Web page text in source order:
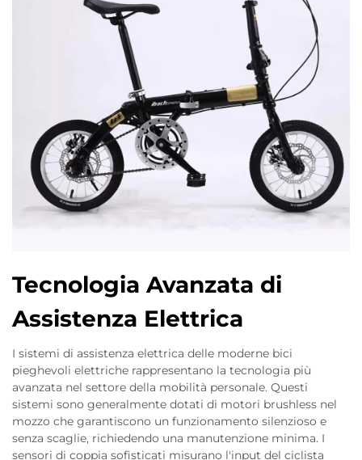
Tecnologia Avanzata di
Assistenza Elettrica
I sistemi di assistenza elettrica delle moderne bici
pieghevoli elettriche rappresentano la tecnologia più
avanzata nel settore della mobilità personale. Questi
sistemi sono generalmente dotati di motori brushless nel
mozzo che garantiscono un funzionamento silenzioso e
senza scaglie, richiedendo una manutenzione minima. I
sensori di coppia sofisticati misurano l'input del ciclista